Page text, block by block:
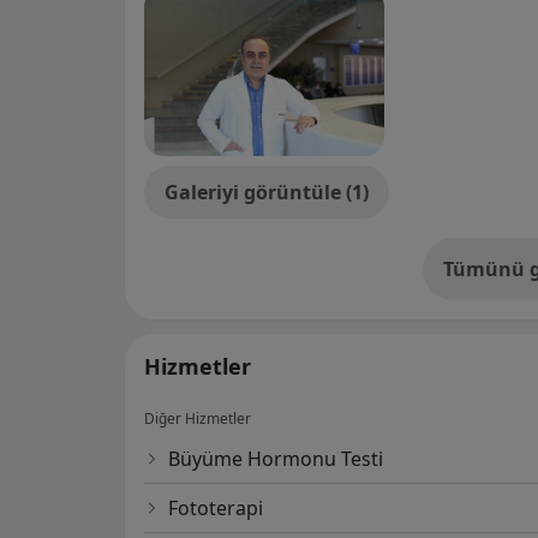
Galeriyi görüntüle (1)
Tümünü
Hizmetler
Diğer Hizmetler
Büyüme Hormonu Testi
Fototerapi